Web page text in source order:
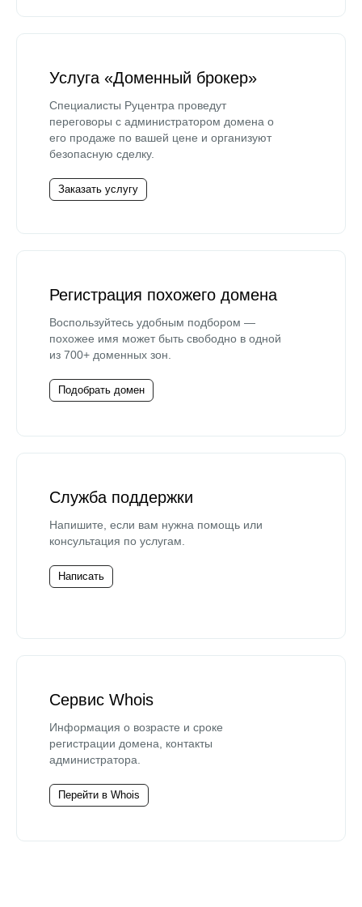
Услуга «Доменный брокер»
Специалисты Руцентра проведут
переговоры с администратором домена о
его продаже по вашей цене и организуют
безопасную сделку.
Заказать услугу
Регистрация похожего домена
Воспользуйтесь удобным подбором —
похожее имя может быть свободно в одной
из 700+ доменных зон.
Подобрать домен
Служба поддержки
Напишите, если вам нужна помощь или
консультация по услугам.
Написать
Сервис Whois
Информация о возрасте и сроке
регистрации домена, контакты
администратора.
Перейти в Whois